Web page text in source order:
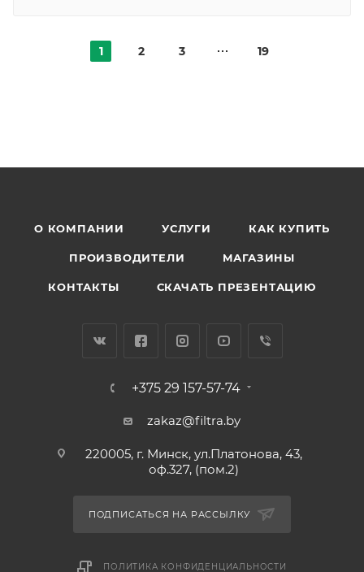
1 2 3 19
О КОМПАНИИ УСЛУГИ КАК КУПИТЬ
ПРОИЗВОДИТЕЛИ МАГАЗИНЫ
КОНТАКТЫ СКАЧАТЬ ПРЕЗЕНТАЦИЮ
+375 29 157-57-74
zakaz@filtra.by
220005, г. Минск, ул.Платонова, 43,
оф.327, (пом.2)
ПОДПИСАТЬСЯ НА РАССЫЛКУ
ПОЛИТИКА КОНФИДЕНЦИАЛЬНОСТИ